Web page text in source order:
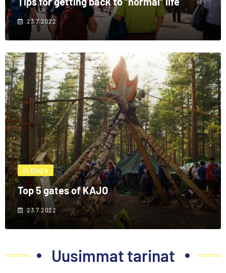
23.7.2022
YLEINEN
Top 5 gates of KAJO
23.7.2022
Uusimmat tarinat